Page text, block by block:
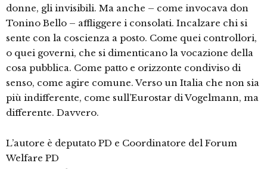
donne, gli invisibili. Ma anche – come invocava don
Tonino Bello – affliggere i consolati. Incalzare chi si
sente con la coscienza a posto. Come quei controllori,
o quei governi, che si dimenticano la vocazione della
cosa pubblica. Come patto e orizzonte condiviso di
senso, come agire comune. Verso un Italia che non sia
più indifferente, come sull’Eurostar di Vogelmann, ma
differente. Davvero.
L’autore è deputato PD e Coordinatore del Forum
Welfare PD